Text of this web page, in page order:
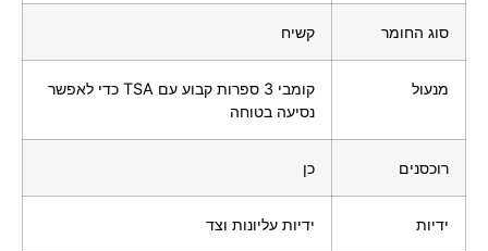
סוג החומר קשיח
מנעול
קומבי 3 ספרות קבוע עם TSA כדי לאפשר
נסיעה בטוחה
רוכסנים כן
ידיות ידיות עליונות וצד